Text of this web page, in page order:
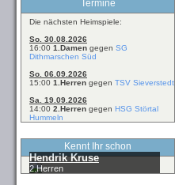
Termine
Die nächsten Heimspiele:
So. 30.08.2026
16:00 1.Damen gegen SG
Dithmarschen Süd
So. 06.09.2026
15:00 1.Herren gegen TSV Sieverstedt
Sa. 19.09.2026
14:00 2.Herren gegen HSG Störtal
Hummeln
Kennt Ihr schon
Hendrik Kruse
2.Herren